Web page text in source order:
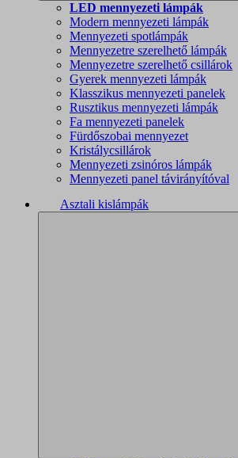
LED mennyezeti lámpák
Modern mennyezeti lámpák
Mennyezeti spotlámpák
Mennyezetre szerelhető lámpák
Mennyezetre szerelhető csillárok
Gyerek mennyezeti lámpák
Klasszikus mennyezeti panelek
Rusztikus mennyezeti lámpák
Fa mennyezeti panelek
Fürdőszobai mennyezet
Kristálycsillárok
Mennyezeti zsinóros lámpák
Mennyezeti panel távirányítóval
Asztali kislámpák